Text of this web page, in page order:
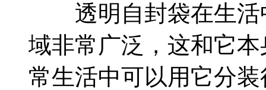
透明自封袋在生活
域非常广泛，这和它
常生活中可以用它分